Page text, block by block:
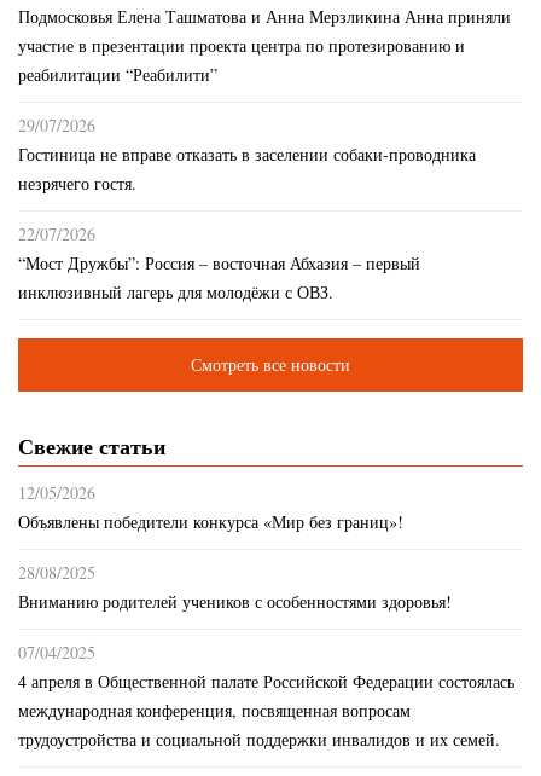
Подмосковья Елена Ташматова и Анна Мерзликина Анна приняли
участие в презентации проекта центра по протезированию и
реабилитации “Реабилити”
29/07/2026
Гостиница не вправе отказать в заселении собаки-проводника
незрячего гостя.
22/07/2026
“Мост Дружбы”: Россия – восточная Абхазия – первый
инклюзивный лагерь для молодёжи с ОВЗ.
Смотреть все новости
Свежие статьи
12/05/2026
Объявлены победители конкурса «Мир без границ»!
28/08/2025
Вниманию родителей учеников с особенностями здоровья!
07/04/2025
4 апреля в Общественной палате Российской Федерации состоялась
международная конференция, посвященная вопросам
трудоустройства и социальной поддержки инвалидов и их семей.